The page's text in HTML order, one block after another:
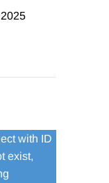
with ID
exist,